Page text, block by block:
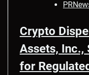
Crypto
Assets, Inc.,
for